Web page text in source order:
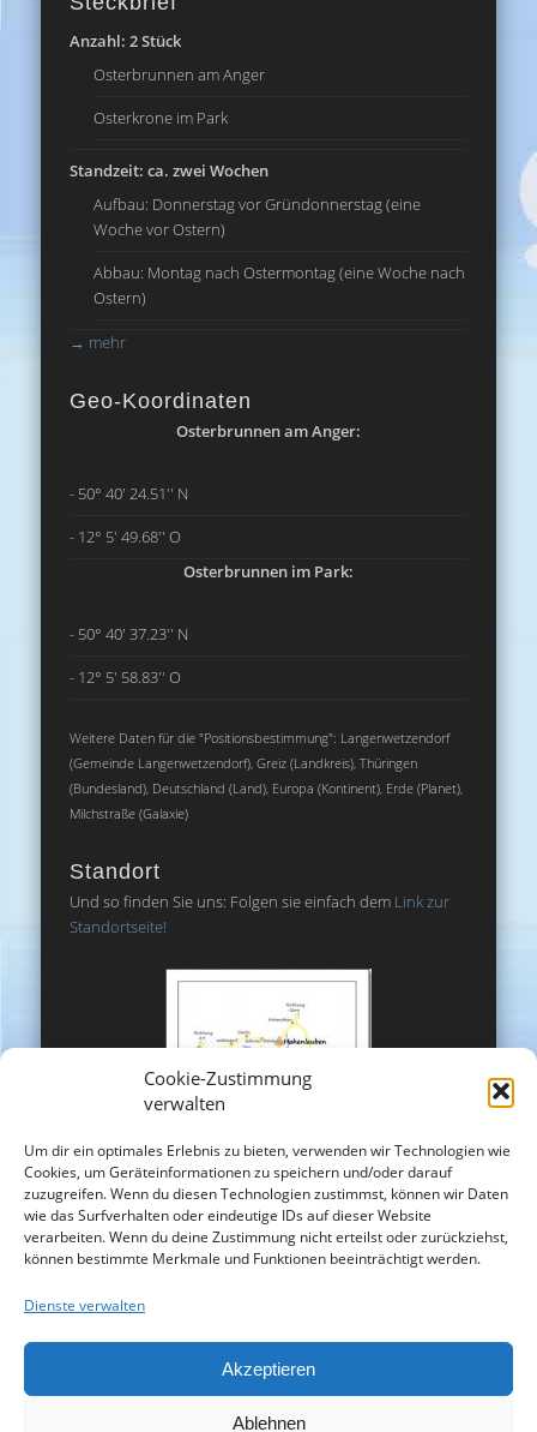
Cookie-Zustimmung
verwalten
Um dir ein optimales Erlebnis zu bieten, verwenden wir Technologien wie
Cookies, um Geräteinformationen zu speichern und/oder darauf
zuzugreifen. Wenn du diesen Technologien zustimmst, können wir Daten
wie das Surfverhalten oder eindeutige IDs auf dieser Website
verarbeiten. Wenn du deine Zustimmung nicht erteilst oder zurückziehst,
können bestimmte Merkmale und Funktionen beeinträchtigt werden.
Dienste verwalten
Akzeptieren
Ablehnen
Anzahl: 2 Stück
Osterbrunnen am Anger
Osterkrone im Park
Standzeit: ca. zwei Wochen
Aufbau: Donnerstag vor Gründonnerstag (eine
Woche vor Ostern)
Abbau: Montag nach Ostermontag (eine Woche nach
Ostern)
→ mehr
Geo-Koordinaten
Osterbrunnen am Anger:
- 50° 40' 24.51'' N
- 12° 5' 49.68'' O
Osterbrunnen im Park:
- 50° 40' 37.23'' N
- 12° 5' 58.83'' O
Weitere Daten für die "Positionsbestimmung": Langenwetzendorf
(Gemeinde Langenwetzendorf), Greiz (Landkreis), Thüringen
(Bundesland), Deutschland (Land), Europa (Kontinent), Erde (Planet),
Milchstraße (Galaxie)
Standort
Und so finden Sie uns: Folgen sie einfach dem Link zur
Standortseite!